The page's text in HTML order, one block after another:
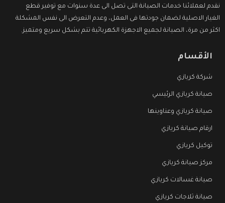
نقدم لعملائنا خدمات الصيانة التى تصل الى عدة سنوات مع توفير قطع
الغيار الاصلية لضمان جودتها فى العمل، وعدم التعرض الى نفس المشكلة
اكثر من مرة، الصيانة لجميع الاجهزة الكهربائية تتم بشكل سريع ومتميز.
الأقسام
شركة كريازي
صيانة كريازي الرئيسي
صيانة كريازي وعناوينها
ارقام صيانة كريازي
توكيل كريازي
مركز صيانة كريازي
صيانة غسالات كريازي
صيانة ثلاجات كريازي